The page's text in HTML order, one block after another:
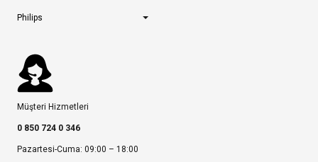
Philips
Müşteri Hizmetleri
0 850 724 0 346
Pazartesi-Cuma: 09:00 – 18:00